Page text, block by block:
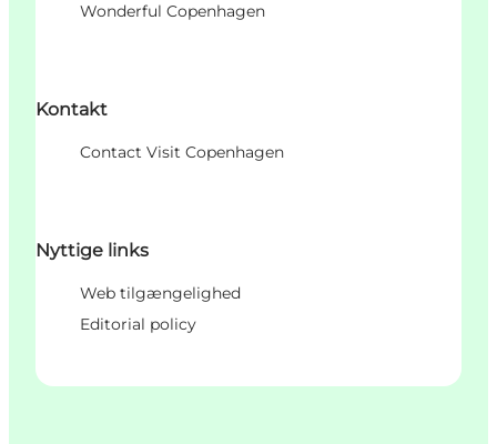
Wonderful Copenhagen
Kontakt
Contact Visit Copenhagen
Nyttige links
Web tilgængelighed
Editorial policy